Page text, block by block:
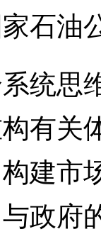
石油
思
有关
建市
政府